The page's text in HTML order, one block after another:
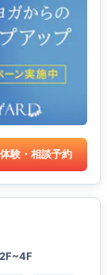
体験・相談予約